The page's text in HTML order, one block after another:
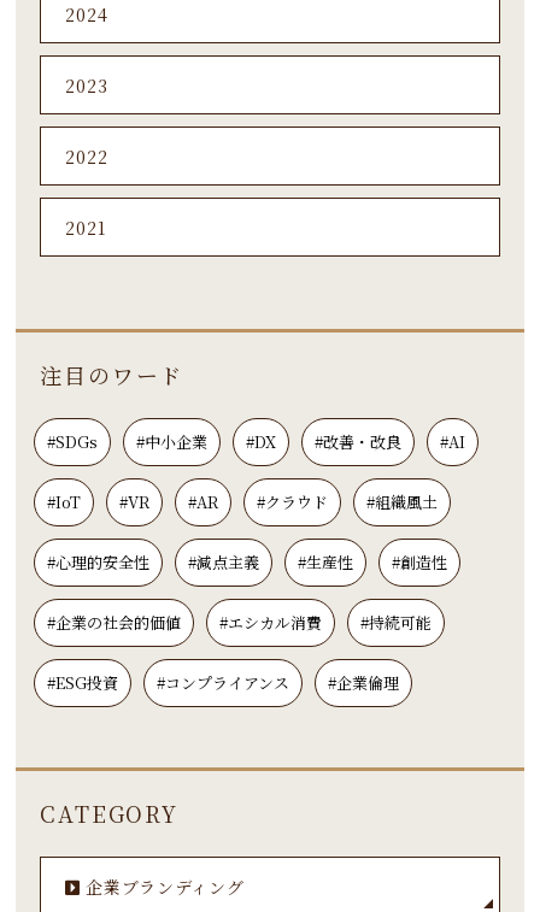
2024
2023
2022
2021
注目のワード
#SDGs #中小企業 #DX #改善・改良 #AI
#IoT #VR #AR #クラウド #組織風土
#心理的安全性 #減点主義 #生産性 #創造性
#企業の社会的価値 #エシカル消費 #持続可能
#ESG投資 #コンプライアンス #企業倫理
CATEGORY
企業ブランディング